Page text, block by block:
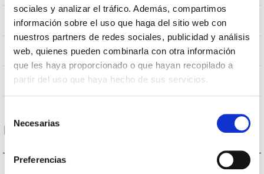
sociales y analizar el tráfico. Además, compartimos
información sobre el uso que haga del sitio web con
nuestros partners de redes sociales, publicidad y análisis
web, quienes pueden combinarla con otra información
que les haya proporcionado o que hayan recopilado a
partir del uso que haya hecho de sus servicios.
de Necesarias
Preferencias
Posição de montagem Tecto de encastrar
Junção NÃO
Iluminação Directa
Dados ópticos
4000K